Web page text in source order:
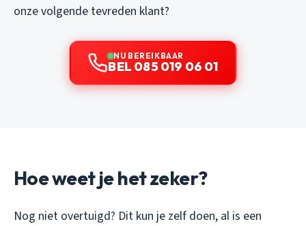
onze volgende tevreden klant?
NU BEREIKBAAR
BEL 085 019 06 01
Hoe weet je het zeker?
Nog niet overtuigd? Dit kun je zelf doen, al is een